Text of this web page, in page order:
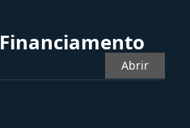
Financiamento
Abrir